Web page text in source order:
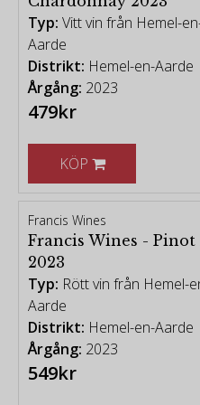
Paulus
« Paulus Wine
är lika livlig som
kommer från södra
havsbrisen, och Paul,
runt i jakt på
vägar möttes i
fann sig förtrollade av
Haute
Typ: Vitt vin från Hemel-
Aarde
Distrikt: Hemel-en-Aarde
Årgång: 2023
479kr
KÖP
Francis Wines
Francis Wines -
2023
Typ: Rött vin från Hemel-
Aarde
Distrikt: Hemel-en-Aarde
Årgång: 2023
549kr